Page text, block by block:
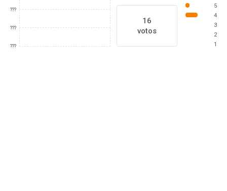
???
???
???
16
votos
5
4
3
2
1